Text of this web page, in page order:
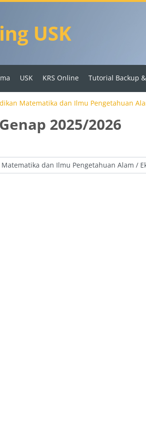
USK
USK KRS Online Tutorial Backup
Matematika dan Ilmu Pengetahuan
2025/2026